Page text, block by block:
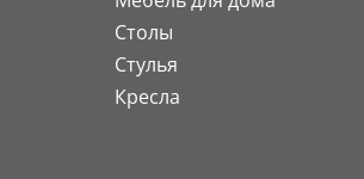
Столы
Стулья
Кресла